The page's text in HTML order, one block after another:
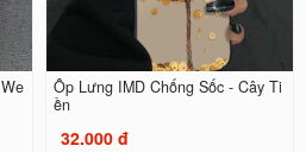
Ốp Lưng IMD Chống Sốc - Cây Ti
ền
32.000 đ